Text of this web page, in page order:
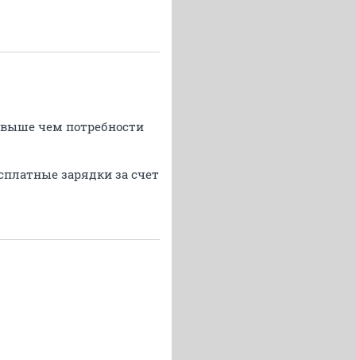
чем потребности
зарядки за счет